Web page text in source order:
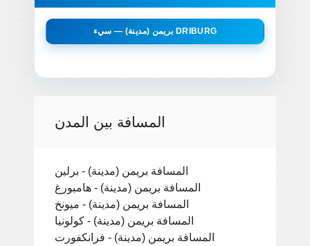
بريمن (مدينة) — سيء DRIBURG
المسافة بين المدن
المسافة بريمن (مدينة) - برلين
المسافة بريمن (مدينة) - هامبورغ
المسافة بريمن (مدينة) - ميونخ
المسافة بريمن (مدينة) - كولونيا
المسافة بريمن (مدينة) - فرانكفورت